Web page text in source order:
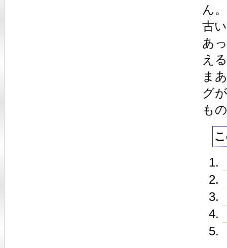
ん。
古
あ
え
ま
グ
も